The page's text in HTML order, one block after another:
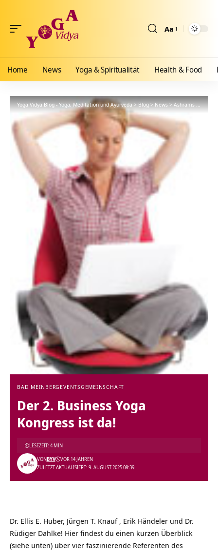
Aa
Home News Yoga & Spiritualität Health & Food
Yoga Vidya Blog - Yoga, Meditation und Ayurveda>Blog>News>Ashrams> Bad
BAD MEINBERG EVENTSGEMEINSCHAFT
Der 2. Business Yoga
Kongress ist da!
ZULETZT AKTUALISIERT: 9. AUGUST 2025 08:39
VONBYV VOR 14 JAHREN
LESEZEIT: 4 MIN
Dr. Ellis E. Huber, Jürgen T. Knauf , Erik Händeler und Dr.
Rüdiger Dahlke! Hier findest du einen kurzen Überblick
(siehe unten) über vier faszinierende Referenten des